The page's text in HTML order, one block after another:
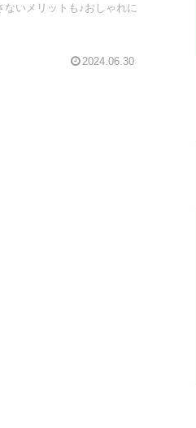
いメリットも♪おしゃれに
2024.06.30